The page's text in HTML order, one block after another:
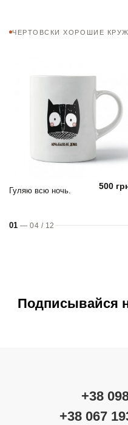
ЧЕРТОВСКИ ХОРОШИЕ
Гуляю всю ночь. 500
01 —04 / 12
Подписывайся
+38
+38 067